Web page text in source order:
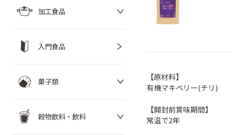
加工食品
入門食品
菓子類
穀物飲料・飲料
【原材料】
有機マキベリー(チリ)
【開封前賞味期間】
常温で2年